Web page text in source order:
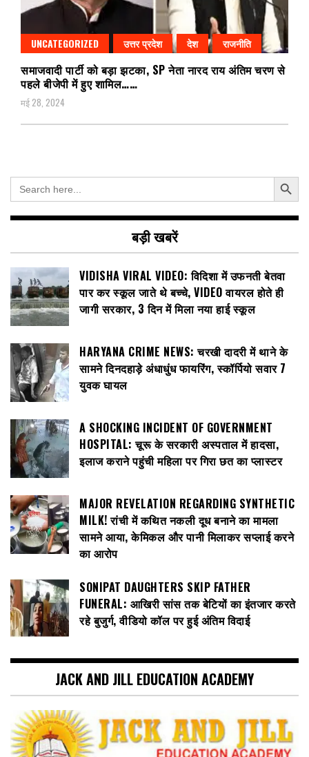
UNCATEGORIZED उत्तर प्रदेश देश राजनीति
समाजवादी पार्टी को बड़ा झटका, SP नेता नारद राय अंतिम चरण से
पहले बीजेपी में हुए शामिल……
मई 28, 2024
Search
for:
Search Button
बड़ी खबरें
VIDISHA VIRAL VIDEO: विदिशा में उफनती बेतवा
पार कर स्कूल जाते थे बच्चे, VIDEO वायरल होते ही
जागी सरकार, 3 दिन में मिला नया हाई स्कूल
HARYANA CRIME NEWS: चरखी दादरी में थाने के
सामने दिनदहाड़े अंधाधुंध फायरिंग, स्कॉर्पियो सवार 7
युवक घायल
A SHOCKING INCIDENT OF GOVERNMENT
HOSPITAL: चूरू के सरकारी अस्पताल में हादसा,
इलाज कराने पहुंची महिला पर गिरा छत का प्लास्टर
MAJOR REVELATION REGARDING SYNTHETIC
MILK! रांची में कथित नकली दूध बनाने का मामला
सामने आया, केमिकल और पानी मिलाकर सप्लाई करने
का आरोप
SONIPAT DAUGHTERS SKIP FATHER
FUNERAL: आखिरी सांस तक बेटियों का इंतजार करते
रहे बुजुर्ग, वीडियो कॉल पर हुई अंतिम विदाई
JACK AND JILL EDUCATION ACADEMY